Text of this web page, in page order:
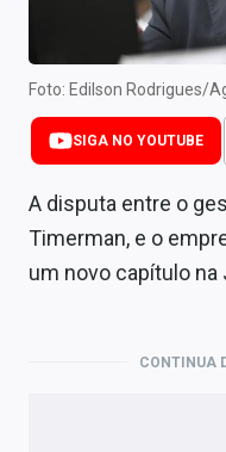
Central de Fundos
Renda Fixa
Mercados
Economia
Foto: Edilson Rodrigues/
SIGA NO YOUTUBE
A disputa entre o
Timerman, e o
um novo capítulo na
CONTINUA